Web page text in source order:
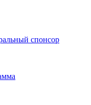
спонсор